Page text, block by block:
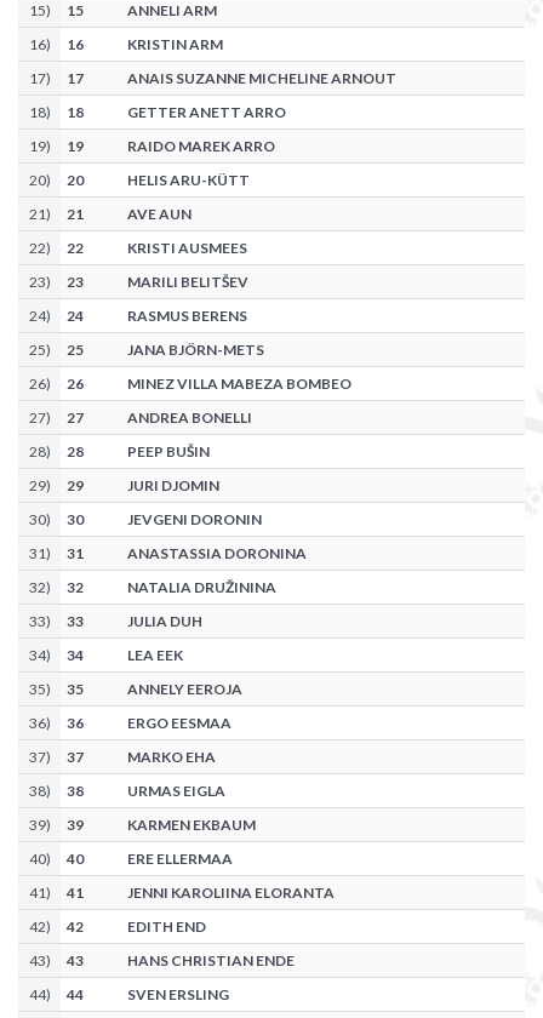
15) 15
ANNELI ARM
16) 16
KRISTIN ARM
17) 17
ANAIS SUZANNE MICHELINE ARNOUT
18) 18
GETTER ANETT ARRO
19) 19
RAIDO MAREK ARRO
20) 20
HELIS ARU-KÜTT
21) 21
AVE AUN
22) 22
KRISTI AUSMEES
23) 23
MARILI BELITŠEV
24) 24
RASMUS BERENS
25) 25
JANA BJÖRN-METS
26) 26
MINEZ VILLA MABEZA BOMBEO
27) 27
ANDREA BONELLI
28) 28
PEEP BUŠIN
29) 29
JURI DJOMIN
30) 30
JEVGENI DORONIN
31) 31
ANASTASSIA DORONINA
32) 32
NATALIA DRUŽININA
33) 33
JULIA DUH
34) 34
LEA EEK
35) 35
ANNELY EEROJA
36) 36
ERGO EESMAA
37) 37
MARKO EHA
38) 38
URMAS EIGLA
39) 39
KARMEN EKBAUM
40) 40
ERE ELLERMAA
41) 41
JENNI KAROLIINA ELORANTA
42) 42
EDITH END
43) 43
HANS CHRISTIAN ENDE
44) 44
SVEN ERSLING